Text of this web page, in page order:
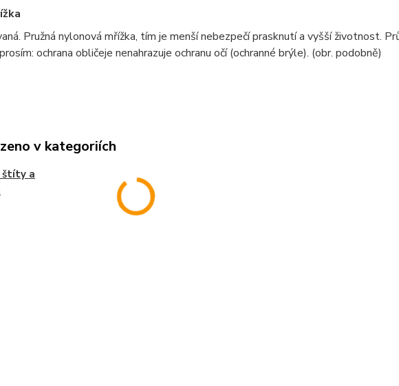
Pružná nylonová mřížka, tím je menší nebezpečí prasknutí a vyšší životnost.
ochrana obličeje nenahrazuje ochranu očí (ochranné brýle). (obr. podobně)
v kategoriích
štíty a